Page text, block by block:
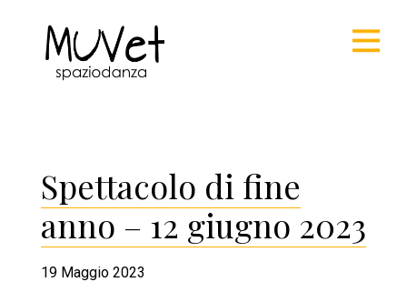
Spettacolo di fine
anno – 12 giugno 2023
19 Maggio 2023